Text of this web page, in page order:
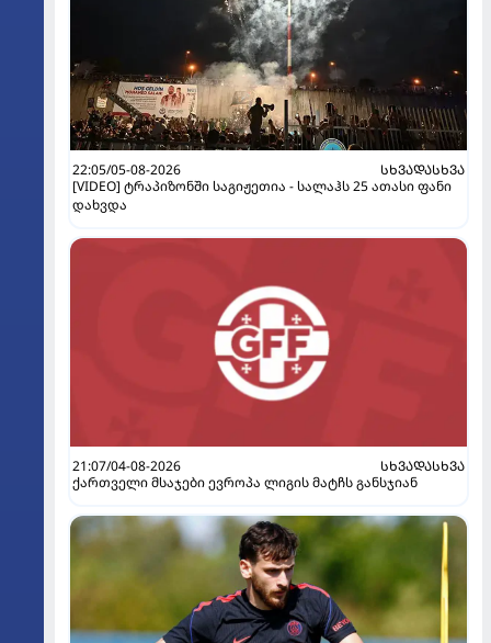
22:05/05-08-2026
ᲡᲮᲕᲐᲓᲐᲡᲮᲕᲐ
[VIDEO] ტრაპიზონში საგიჟეთია - სალაჰს 25 ათასი ფანი
დახვდა
21:07/04-08-2026
ᲡᲮᲕᲐᲓᲐᲡᲮᲕᲐ
ქართველი მსაჯები ევროპა ლიგის მატჩს განსჯიან